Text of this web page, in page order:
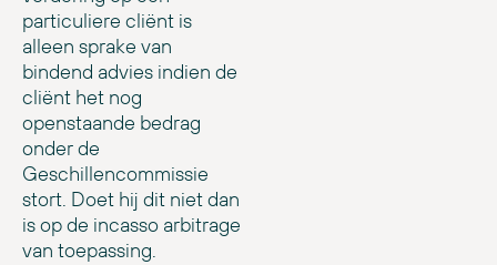
particuliere cliënt is
alleen sprake van
bindend advies indien de
cliënt het nog
openstaande bedrag
onder de
Geschillencommissie
stort. Doet hij dit niet dan
is op de incasso arbitrage
van toepassing.